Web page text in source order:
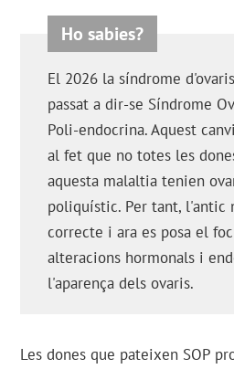
El 2026 la síndrome
passat a dir-se Síndrome
Poli-endocrina. Aquest
al fet que no totes les
aquesta malaltia tenien
poliquístic. Per tant, l'antic
correcte i ara es posa el
alteracions hormonals i
l'aparença dels ovaris.
Les dones que pateixen SOP